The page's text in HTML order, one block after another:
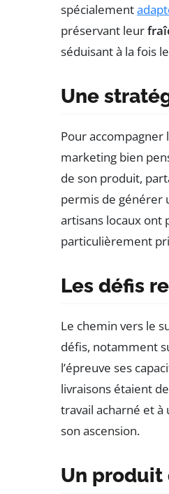
spécialement
préservant leur
séduisant à la fois
Une
Pour
marketing bien
de son produit,
permis de générer
artisans locaux ont
particulièrement
Les défis
Le chemin vers le
défis, notamment
l’épreuve ses
livraisons étaient
travail acharné et
son ascension.
Un produit